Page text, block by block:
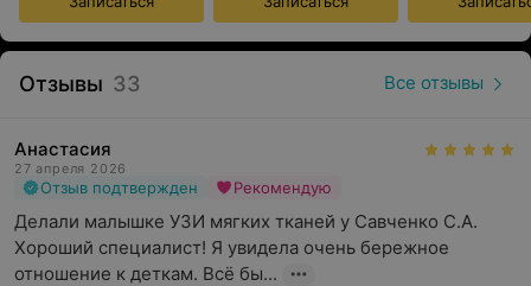
Приём сосудистого хирурга
Для каждого специалиста центра важно, чтобы
помогали быстро решить проблемы в будущем.
персонала расслабляет и вызывает позитивные
эмоции. Запись на прием проводится в режиме онлайн.
Отзывы 33 Все отзывы
Анастасия
27 апреля 2026
Отзыв подтвержден Рекомендую
Делали малышке УЗИ мягких тканей у Савченко С.А.
Хороший специалист! Я увидела очень бережное
отношение к деткам. Всё бы...